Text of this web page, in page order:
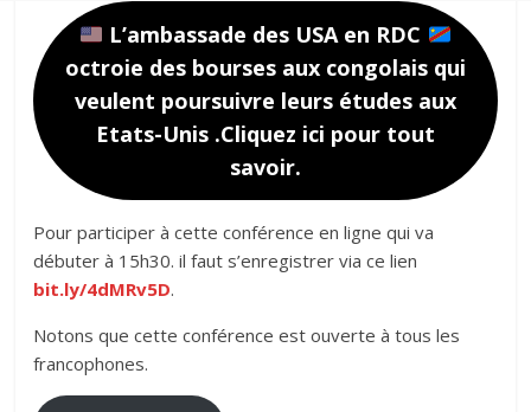
L’ambassade des USA en RDC
octroie des bourses aux congolais qui
veulent poursuivre leurs études aux
Etats-Unis .Cliquez ici pour tout
savoir.
Pour participer à cette conférence en ligne qui va
débuter à 15h30. il faut s’enregistrer via ce lien
bit.ly/4dMRv5D.
Notons que cette conférence est ouverte à tous les
francophones.